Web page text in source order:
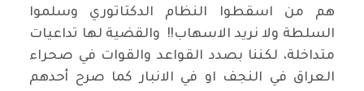
هم من اسقطوا النظام الدكتاتوري وسلموا
السلطة ولا نريد الاسهاب!! والقضية لها تداعيات
متداخلة، لكننا بصدد القواعد والقوات في صحراء
العراق في النجف او في الانبار كما صرح أحدهم